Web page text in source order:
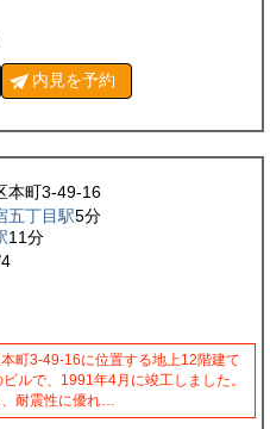
内見を予約
本町3-49-16
五丁目駅5分
11分
町3-49-16に位置する地上12階建て
ルで、1991年4月に竣工しました。
耐震性に優れ…